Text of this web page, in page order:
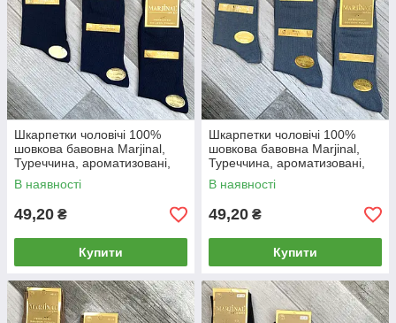
Шкарпетки чоловічі 100%
шовкова бавовна Marjinal,
Туреччина, ароматизовані,
без шва, темно-сині, 781
В наявності
49,20 ₴
Купити
Шкарпетки чоловічі 100%
шовкова бавовна Marjinal,
Туреччина, ароматизовані,
без шва, сірі, 1856
В наявності
49,20 ₴
Купити